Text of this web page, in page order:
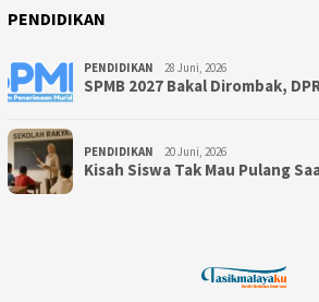
PENDIDIKAN
PENDIDIKAN 28 Juni, 2026
SPMB 2027 Bakal Dirombak,
PENDIDIKAN 20 Juni, 2026
Kisah Siswa Tak Mau Pulang